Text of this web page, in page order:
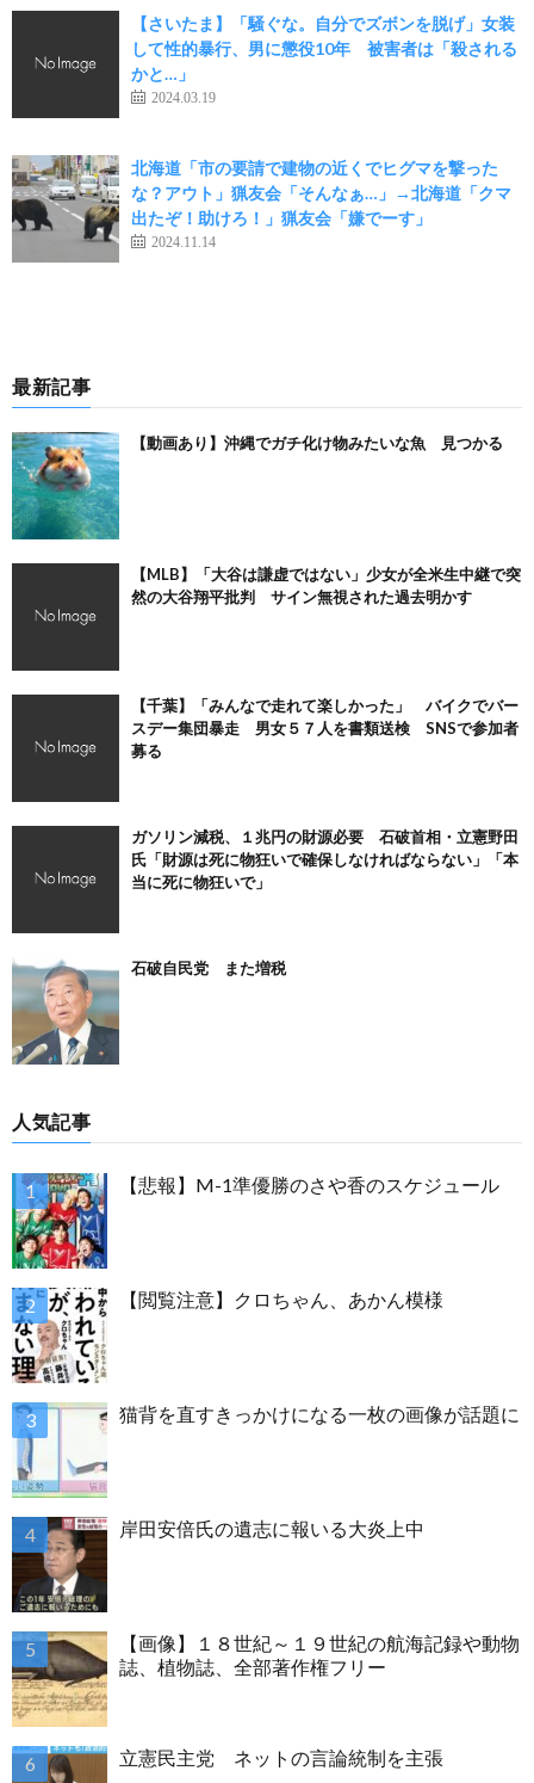
【さいたま】「騒ぐな。自分でズボンを脱げ」女装
して性的暴行、男に懲役10年 被害者は「殺される
かと…」
2024.03.19
北海道「市の要請で建物の近くでヒグマを撃った
な？アウト」猟友会「そんなぁ…」→北海道「クマ
出たぞ！助けろ！」猟友会「嫌でーす」
2024.11.14
最新記事
【動画あり】沖縄でガチ化け物みたいな魚 見つかる
【MLB】「大谷は謙虚ではない」少女が全米生中継で突
然の大谷翔平批判 サイン無視された過去明かす
【千葉】「みんなで走れて楽しかった」 バイクでバー
スデー集団暴走 男女５７人を書類送検 SNSで参加者
募る
ガソリン減税、１兆円の財源必要 石破首相・立憲野田
氏「財源は死に物狂いで確保しなければならない」「本
当に死に物狂いで」
石破自民党 また増税
人気記事
【悲報】M-1準優勝のさや香のスケジュール
【閲覧注意】クロちゃん、あかん模様
猫背を直すきっかけになる一枚の画像が話題に
岸田安倍氏の遺志に報いる大炎上中
【画像】１８世紀～１９世紀の航海記録や動物
誌、植物誌、全部著作権フリー
立憲民主党 ネットの言論統制を主張